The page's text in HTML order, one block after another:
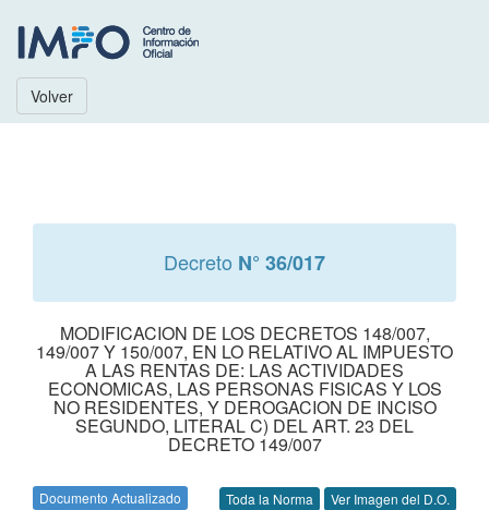
Volver
Decreto N° 36/017
MODIFICACION DE LOS DECRETOS 148/007,
149/007 Y 150/007, EN LO RELATIVO AL IMPUESTO
A LAS RENTAS DE: LAS ACTIVIDADES
ECONOMICAS, LAS PERSONAS FISICAS Y LOS
NO RESIDENTES, Y DEROGACION DE INCISO
SEGUNDO, LITERAL C) DEL ART. 23 DEL
DECRETO 149/007
Documento Actualizado Toda la Norma Ver Imagen del D.O.